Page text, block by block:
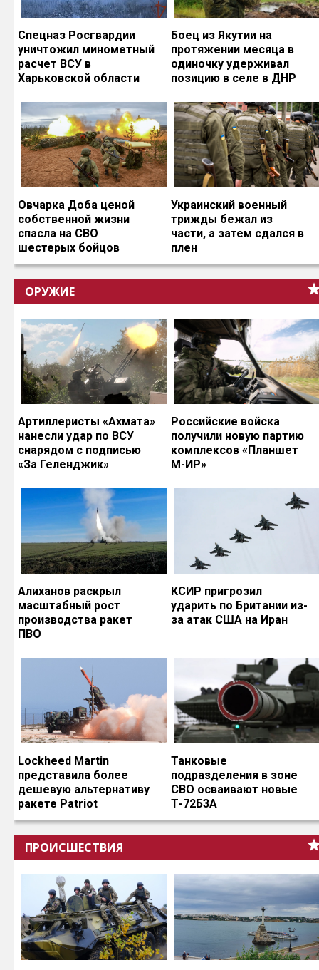
Спецназ Росгвардии
уничтожил минометный
расчет ВСУ в
Харьковской области
Боец из Якутии на
протяжении месяца в
одиночку удерживал
позицию в селе в ДНР
Овчарка Доба ценой
собственной жизни
спасла на СВО
шестерых бойцов
Украинский военный
трижды бежал из
части, а затем сдался в
плен
ОРУЖИЕ
Артиллеристы «Ахмата»
нанесли удар по ВСУ
снарядом с подписью
«За Геленджик»
Российские войска
получили новую партию
комплексов «Планшет
М-ИР»
Алиханов раскрыл
масштабный рост
производства ракет
ПВО
КСИР пригрозил
ударить по Британии из-
за атак США на Иран
Lockheed Martin
представила более
дешевую альтернативу
ракете Patriot
Танковые
подразделения в зоне
СВО осваивают новые
Т-72Б3А
ПРОИСШЕСТВИЯ